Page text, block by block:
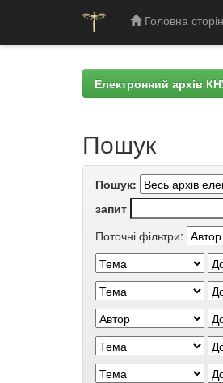
Головна
Електронний архів
Пошук
Пошук:
запит
Поточні фільтри: